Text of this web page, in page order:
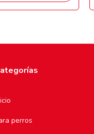
perros